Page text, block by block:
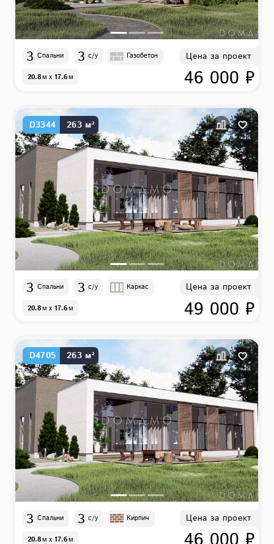
3 Спальни 3 с/у Газобетон
20.8м x 17.6м
Цена за проект
46 000 ₽
D3344 263 м²
3 Спальни 3 с/у Каркас
20.8м x 17.6м
Цена за проект
49 000 ₽
D4705 263 м²
3 Спальни 3 с/у Кирпич
20.8м x 17.6м
Цена за проект